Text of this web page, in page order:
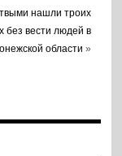
нашли троих
без вести людей в
области »